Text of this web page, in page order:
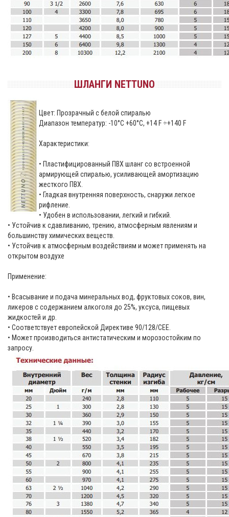
ШЛАНГИ NETTUNO
Цвет: Прозрачный с белой спиралью
Диапазон температур: -10°С +60°С, +14 F ÷+140 F
Характеристики:
• Пластифицированный ПВХ шланг со встроенной
армирующей спиралью, усиливающей амортизацию
жесткого ПВХ.
• Гладкая внутренняя поверхность, снаружи легкое
рифление.
• Удобен в использовании, легкий и гибкий.
• Устойчив к сдавливанию, трению, атмосферным явлениям и
большинству химических веществ.
• Устойчив к атмосферным воздействиям и может применять на
открытом воздухе
Применение:
• Всасывание и подача минеральных вод, фруктовых соков, вин,
ликеров с содержанием алкоголя до 25%, уксуса, пищевых
жидкостей и др.
• Соответствует европейской Директиве 90/128/СЕЕ.
• Может производиться антистатическим и морозостойким по
запросу.